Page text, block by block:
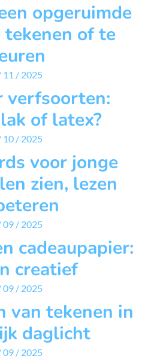
opgeruimde
of te
11 / 2025
verfsoorten:
of latex?
10 / 2025
voor jonge
zien, lezen
09 / 2025
cadeaupapier:
creatief
09 / 2025
van tekenen in
daglicht
09 / 2025